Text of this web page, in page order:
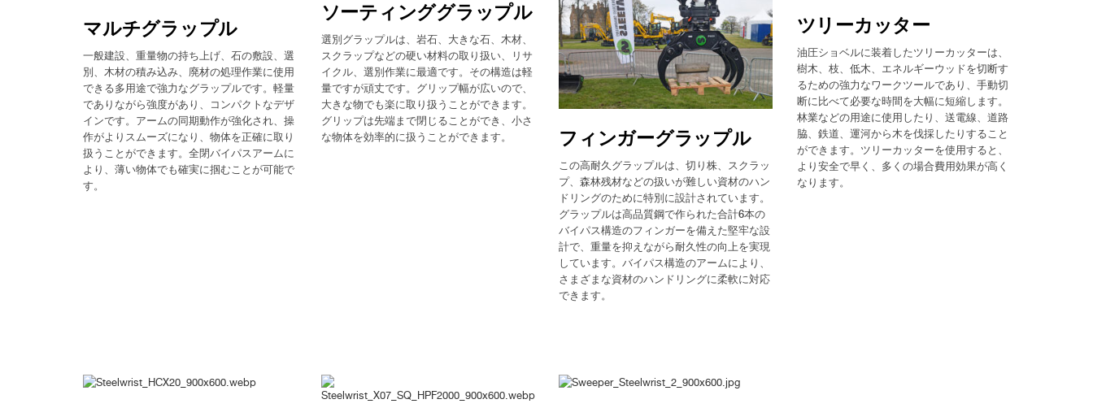
マルチグラップル
一般建設、重量物の持ち上げ、石の敷設、選
別、木材の積み込み、廃材の処理作業に使用
できる多用途で強力なグラップルです。軽量
でありながら強度があり、コンパクトなデザ
インです。アームの同期動作が強化され、操
作がよりスムーズになり、物体を正確に取り
扱うことができます。全閉バイパスアームに
より、薄い物体でも確実に掴むことが可能で
す。
ソーティンググラップル
選別グラップルは、岩石、大きな石、木材、
スクラップなどの硬い材料の取り扱い、リサ
イクル、選別作業に最適です。その構造は軽
量ですが頑丈です。グリップ幅が広いので、
大きな物でも楽に取り扱うことができます。
グリップは先端まで閉じることができ、小さ
な物体を効率的に扱うことができます。
フィンガーグラップル
この高耐久グラップルは、切り株、スクラッ
プ、森林残材などの扱いが難しい資材のハン
ドリングのために特別に設計されています。
グラップルは高品質鋼で作られた合計6本の
バイパス構造のフィンガーを備えた堅牢な設
計で、重量を抑えながら耐久性の向上を実現
しています。バイパス構造のアームにより、
さまざまな資材のハンドリングに柔軟に対応
できます。
ツリーカッター
油圧ショベルに装着したツリーカッターは、
樹木、枝、低木、エネルギーウッドを切断す
るための強力なワークツールであり、手動切
断に比べて必要な時間を大幅に短縮します。
林業などの用途に使用したり、送電線、道路
脇、鉄道、運河から木を伐採したりすること
ができます。ツリーカッターを使用すると、
より安全で早く、多くの場合費用効果が高く
なります。